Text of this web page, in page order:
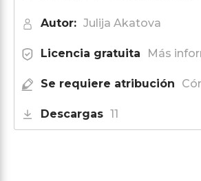
Autor: Julija Akatova
Licencia gratuita Más
Se requiere atribución
Descargas 11